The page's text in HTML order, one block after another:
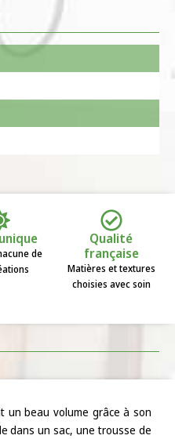
de
Qualité
française
Matières et textures
choisies avec soin
beau volume grâce à son
dans un sac, une trousse de